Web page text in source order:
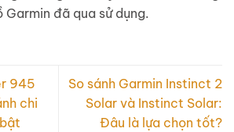
Garmin đã qua sử dụng.
945
chi
So sánh Garmin Instinct 2
Solar và Instinct Solar:
Đâu là lựa chọn tốt?